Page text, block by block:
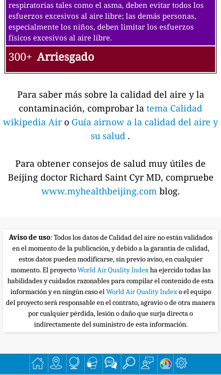
respiratorias tales como el asma, deben evitar todos los
esfuerzos excesivos al aire libre; las demás personas,
especialmente los niños, deben limitar los esfuerzos
físicos excesivos al aire libre.
300+ Arriesgado
Para saber más sobre la calidad del aire y la
contaminación, comprobar la tema Calidad
wikipedia Air o Guía airnow a la calidad del aire y
su salud .
Para obtener consejos de salud muy útiles de
Beijing doctor Richard Saint Cyr MD, compruebe
www.myhealthbeijing.com blog.
Aviso de uso: Todos los datos de Calidad del aire no están validados
en el momento de la publicación, y debido a la garantía de calidad,
estos datos pueden modificarse, sin previo aviso, en cualquier
momento. El proyectoWorld Air Quality Indexha ejercido todas las
habilidades y cuidados razonables para compilar el contenido de esta
información y en ningún caso elWorld Air Quality Indexo el equipo
del proyecto será responsable en el contrato, agravio o de otra manera
por cualquier pérdida, lesión o daño que surja directa o
indirectamente del suministro de esta información.